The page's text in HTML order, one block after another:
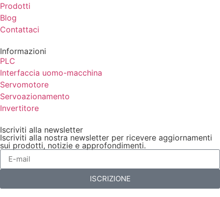
Prodotti
Blog
Contattaci
Informazioni
PLC
Interfaccia uomo-macchina
Servomotore
Servoazionamento
Invertitore
Iscriviti alla newsletter
Iscriviti alla nostra newsletter per ricevere aggiornamenti
sui prodotti, notizie e approfondimenti.
ISCRIZIONE